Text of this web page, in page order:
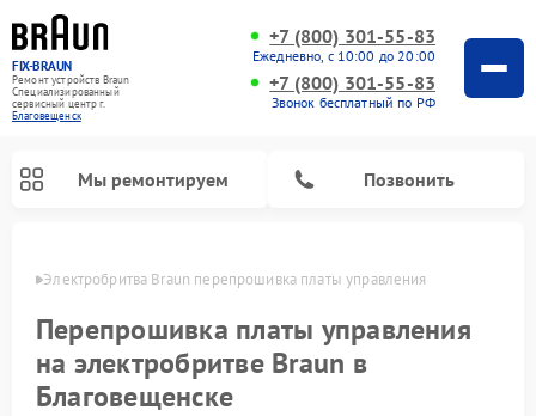
FIX-BRAUN
Ремонт устройств Braun
Специализированный
cервисный центр г.
Благовещенск
+7 (800) 301-55-83
Ежедневно, с 10:00 до 20:00
+7 (800) 301-55-83
Звонок бесплатный по РФ
Мы ремонтируем Позвонить
Электробритва Braun перепрошивка платы управления
Перепрошивка платы управления
на электробритве Braun в
Благовещенске